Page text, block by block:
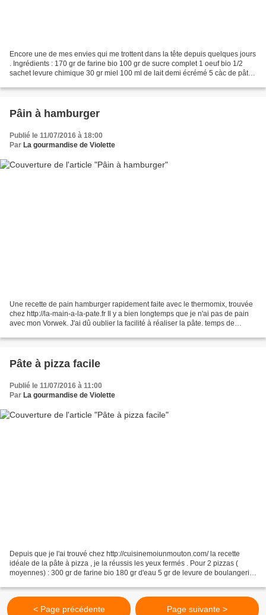
Encore une de mes envies qui me trottent dans la tête depuis quelques jours
. Ingrédients : 170 gr de farine bio 100 gr de sucre complet 1 oeuf bio 1/2
sachet levure chimique 30 gr miel 100 ml de lait demi écrémé 5 càc de pâte
Pâin à hamburger
Publié le 11/07/2016 à 18:00
Par La gourmandise de Violette
Une recette de pain hamburger rapidement faite avec le thermomix, trouvée
chez http://la-main-a-la-pate.fr Il y a bien longtemps que je n'ai pas de pain
avec mon Vorwek. J'ai dû oublier la facilité à réaliser la pâte. temps de
Pâte à pizza facile
Publié le 11/07/2016 à 11:00
Par La gourmandise de Violette
Depuis que je l'ai trouvé chez http://cuisinemoiunmouton.com/ la recette
idéale de la pâte à pizza , je la réussis les yeux fermés . Pour 2 pizzas (
moyennes) : 300 gr de farine bio 180 gr d'eau 5 gr de levure de boulangerie
< Page précédente Page suivante >